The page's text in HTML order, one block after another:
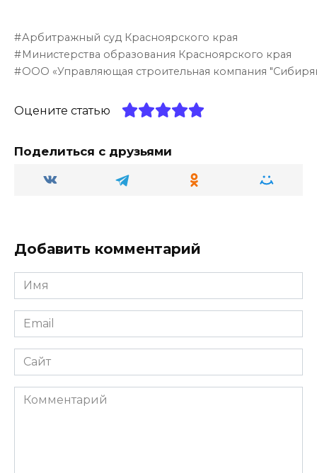
e
g
ra
n
o
kl
ss
ni
ki
a
ts
A
p
p
er п
р
а
в
и
ь
Арбитражный суд Красноярского края
Министерства образования Красноярского края
ООО «Управляющая строительная компания
Оцените статью
Поделиться с друзьями
Добавить комментарий
Имя
Email
Сайт
Комментарий